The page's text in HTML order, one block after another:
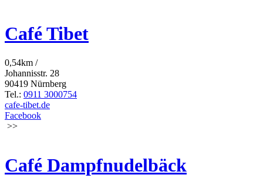
Café Tibet
0,54km /
Johannisstr. 28
90419 Nürnberg
Tel.: 0911 3000754
cafe-tibet.de
Facebook
>>
Café Dampfnudelbäck